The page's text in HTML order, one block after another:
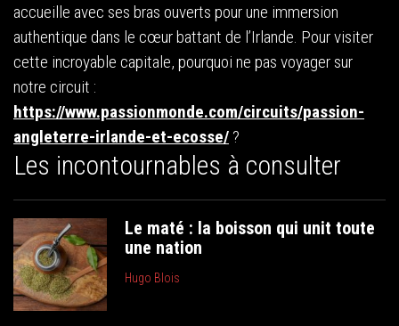
accueille avec ses bras ouverts pour une immersion
authentique dans le cœur battant de l’Irlande. Pour visiter
cette incroyable capitale, pourquoi ne pas voyager sur
notre circuit :
https://www.passionmonde.com/circuits/passion-
angleterre-irlande-et-ecosse/ ?
Les incontournables à consulter
Le maté : la boisson qui unit toute
une nation
Hugo Blois